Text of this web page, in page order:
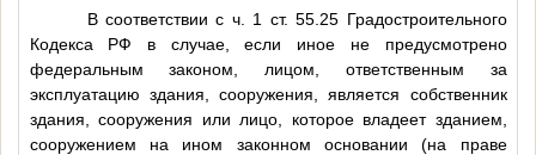
В соответствии с ч. 1 ст. 55.25 Градостроительного
Кодекса РФ в случае, если иное не предусмотрено
федеральным законом, лицом, ответственным за
эксплуатацию здания, сооружения, является собственник
здания, сооружения или лицо, которое владеет зданием,
сооружением на ином законном основании (на праве